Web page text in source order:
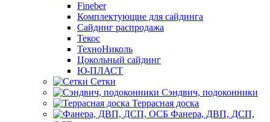
Fineber
Комплектующие для сайдинга
Сайдинг распродажа
Текос
ТехноНиколь
Цокольный сайдинг
Ю-ПЛАСТ
Сетки
Сэндвич, подоконники
Террасная доска
Фанера, ДВП, ДСП,